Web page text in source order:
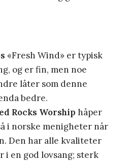
«Fresh Wind» er typisk
og er fin, men noe
låter som denne
bedre.
Rocks Worship håper
i norske menigheter når
Den har alle kvaliteter
i en god lovsang; sterk